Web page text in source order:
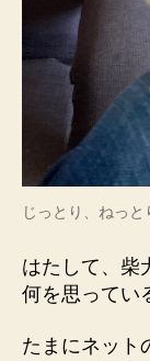
じっとり、ねっ
はたして、柴
何を思ってい
たまにネット